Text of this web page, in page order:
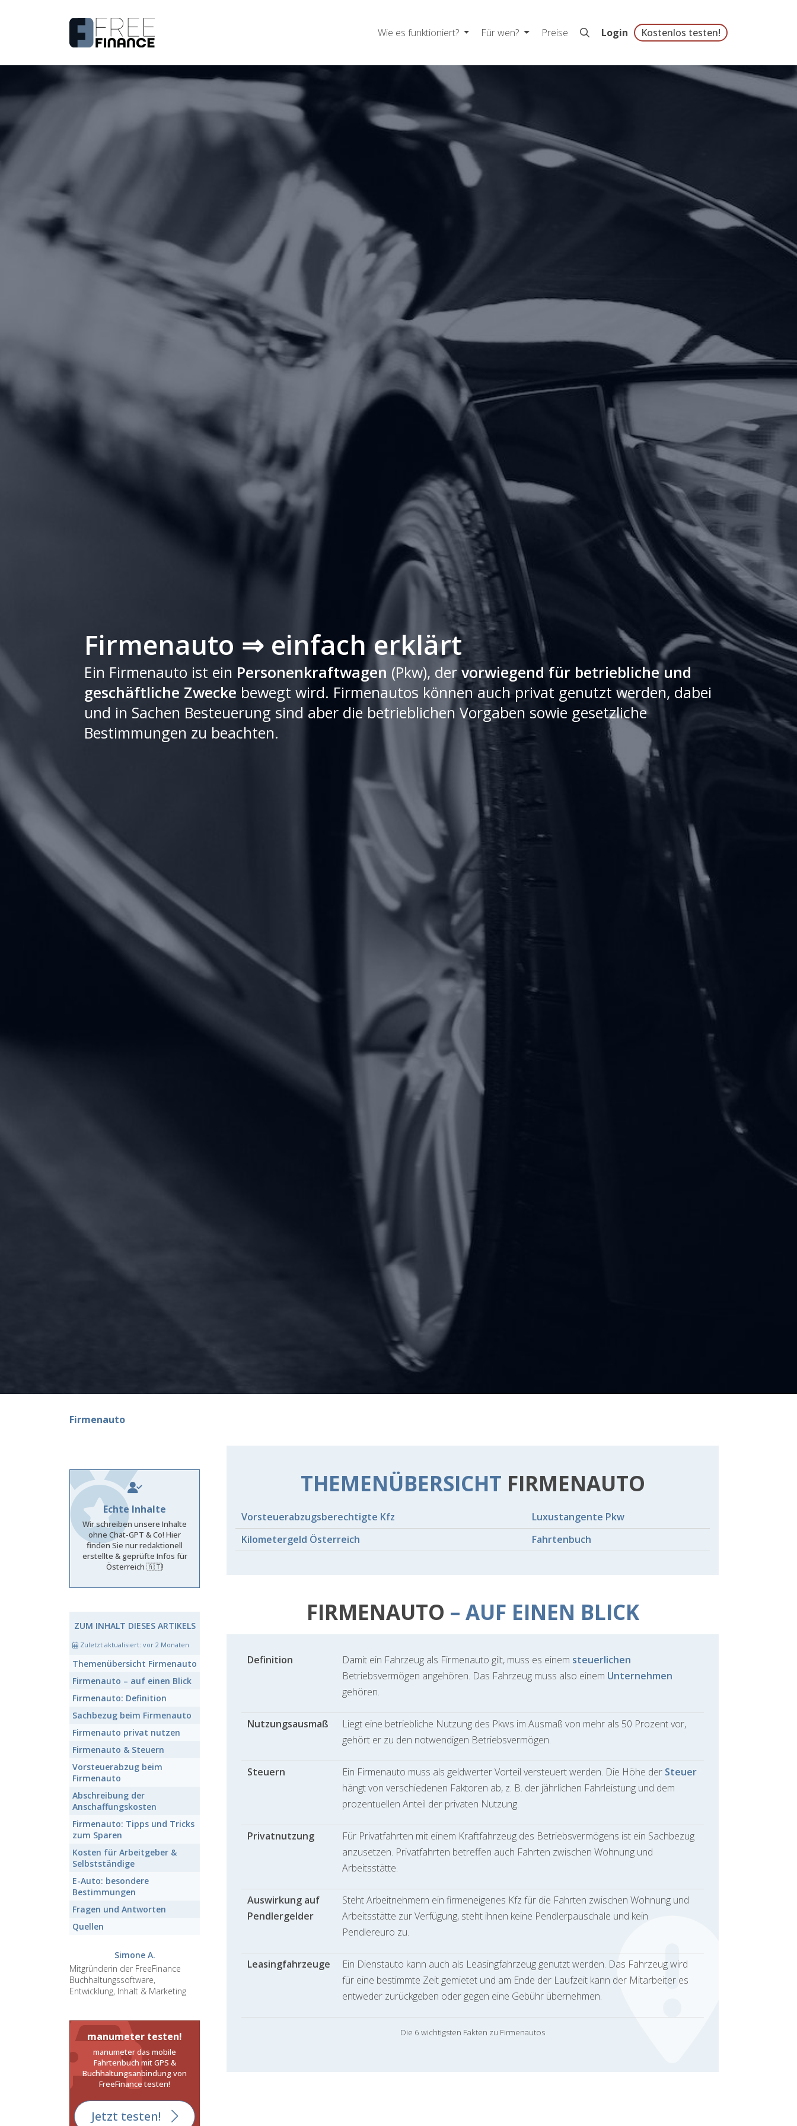
Wie es funktioniert? Für wen? Preise Login Kostenlos testen!
Firmenauto ⇒ einfach erklärt
Ein Firmenauto ist ein Personenkraftwagen (Pkw), dervorwiegend für betriebliche und
geschäftliche Zwecke bewegt wird. Firmenautos können auch privat genutzt werden, dabei
und in Sachen Besteuerung sind aber die betrieblichen Vorgaben sowie gesetzliche
Bestimmungen zu beachten.
Firmenauto
Echte Inhalte
Wir schreiben unsere Inhalte
ohne Chat-GPT & Co! Hier
finden Sie nur redaktionell
erstellte & geprüfte Infos für
Österreich 🇦🇹!
ZUM INHALT DIESES ARTIKELS
Zuletzt aktualisiert: vor 2 Monaten
Themenübersicht Firmenauto
Firmenauto – auf einen Blick
Firmenauto: Definition
Sachbezug beim Firmenauto
Firmenauto privat nutzen
Firmenauto & Steuern
Vorsteuerabzug beim
Firmenauto
Abschreibung der
Anschaffungskosten
Firmenauto: Tipps und Tricks
zum Sparen
Kosten für Arbeitgeber &
Selbstständige
E-Auto: besondere
Bestimmungen
Fragen und Antworten
Quellen
Simone A.
Mitgründerin der FreeFinance
Buchhaltungssoftware,
Entwicklung, Inhalt & Marketing
manumeter testen!
manumeter das mobile
Fahrtenbuch mit GPS &
Buchhaltungsanbindung von
FreeFinance testen!
Jetzt testen!
THEMENÜBERSICHT FIRMENAUTO
Vorsteuerabzugsberechtigte Kfz
Luxustangente Pkw
Kilometergeld Österreich
Fahrtenbuch
FIRMENAUTO – AUF EINEN BLICK
Die 6 wichtigsten Fakten zu Firmenautos
Definition Damit ein Fahrzeug als Firmenauto gilt, muss es einem steuerlichen
Betriebsvermögen angehören. Das Fahrzeug muss also einem Unternehmen
gehören.
Nutzungsausmaß
Liegt eine betriebliche Nutzung des Pkws im Ausmaß von mehr als 50 Prozent vor,
gehört er zu den notwendigen Betriebsvermögen.
Steuern Ein Firmenauto muss als geldwerter Vorteil versteuert werden. Die Höhe der Steuer
hängt von verschiedenen Faktoren ab, z. B. der jährlichen Fahrleistung und dem
prozentuellen Anteil der privaten Nutzung.
Privatnutzung
Für Privatfahrten mit einem Kraftfahrzeug des Betriebsvermögens ist ein Sachbezug
anzusetzen. Privatfahrten betreffen auch Fahrten zwischen Wohnung und
Arbeitsstätte.
Auswirkung auf
Pendlergelder
Steht Arbeitnehmern ein firmeneigenes Kfz für die Fahrten zwischen Wohnung und
Arbeitsstätte zur Verfügung, steht ihnen keine Pendlerpauschale und kein
Pendlereuro zu.
Leasingfahrzeuge
Ein Dienstauto kann auch als Leasingfahrzeug genutzt werden. Das Fahrzeug wird
für eine bestimmte Zeit gemietet und am Ende der Laufzeit kann der Mitarbeiter es
entweder zurückgeben oder gegen eine Gebühr übernehmen.